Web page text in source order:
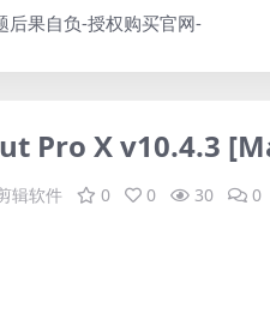
Pro X v10.4.3
辑软件 0 0 30 0